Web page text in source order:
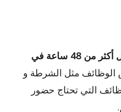
لا تستطيع العمل أكثر من 48 ساعة في
الوظائف مثل الشرطة و
التي تحتاج حضور